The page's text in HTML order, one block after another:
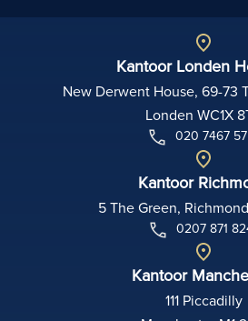
Kantoor Londen
New Derwent House, 69-73
Londen WC1X
020 7467
Kantoor
5 The Green,
0207 871
Kantoor
111 Piccadilly